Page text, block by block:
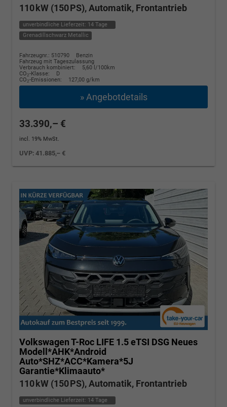
110 kW (150 PS), Automatik, Frontantrieb
unverbindliche Lieferzeit: 14 Tage
Grenadillschwarz Metallic
Fahrzeugnr.: 510790
Benzin
Fahrzeug mit Tageszulassung
Verbrauch kombiniert:
5,60 l/100km
CO2-Klasse:
D
CO2-Emissionen: 127,00 g/km
» Angebotdetails
33.390,– €
incl. 19% MwSt.
UVP:41.885,– €
Volkswagen T-Roc LIFE 1.5 eTSI DSG Neues
Modell*AHK*Android
Auto*SHZ*ACC*Kamera*5J
Garantie*Klimaauto*
110 kW (150 PS), Automatik, Frontantrieb
unverbindliche Lieferzeit: 14 Tage